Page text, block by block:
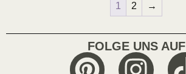
1 2 →
FOLGE UNS AUF